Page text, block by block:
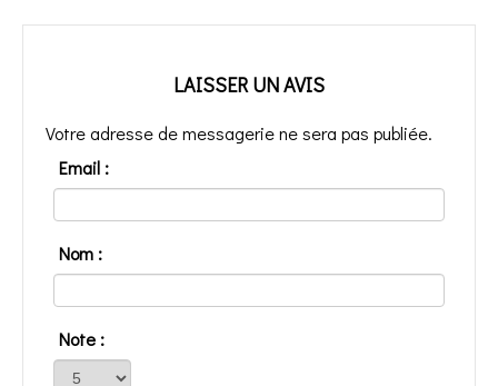
LAISSER UN AVIS
Votre adresse de messagerie ne sera pas publiée.
Email :
Nom :
Note :